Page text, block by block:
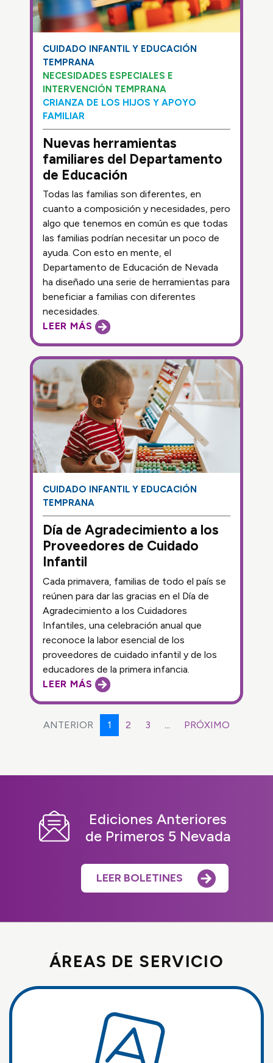
CUIDADO INFANTIL Y EDUCACIÓN
TEMPRANA
NECESIDADES ESPECIALES E
INTERVENCIÓN TEMPRANA
CRIANZA DE LOS HIJOS Y APOYO
FAMILIAR
Nuevas herramientas
familiares del Departamento
de Educación
LEER MÁS
Todas las familias son diferentes, en
cuanto a composición y necesidades, pero
algo que tenemos en común es que todas
las familias podrían necesitar un poco de
ayuda. Con esto en mente, el
Departamento de Educación de Nevada
ha diseñado una serie de herramientas para
beneficiar a familias con diferentes
necesidades.
CUIDADO INFANTIL Y EDUCACIÓN
TEMPRANA
Día de Agradecimiento a los
Proveedores de Cuidado
Infantil
LEER MÁS
Cada primavera, familias de todo el país se
reúnen para dar las gracias en el Día de
Agradecimiento a los Cuidadores
Infantiles, una celebración anual que
reconoce la labor esencial de los
proveedores de cuidado infantil y de los
educadores de la primera infancia.
ANTERIOR 1 (CURRENT)
2 3 ... PRÓXIMO
Ediciones Anteriores
de Primeros 5 Nevada
LEER BOLETINES
ÁREAS DE SERVICIO